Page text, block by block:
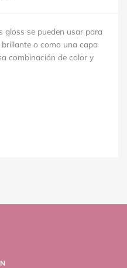
gloss se pueden usar para
o como una capa
combinación de color y